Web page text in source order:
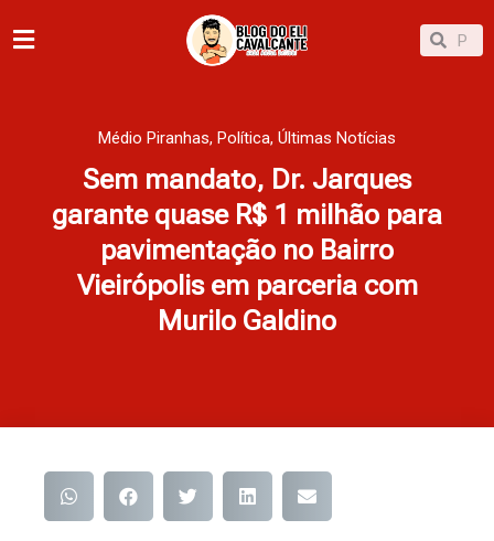
para
Pesquisar
Médio Piranhas, Política, Últimas Notícias
Sem mandato, Dr. Jarques
garante quase R$ 1 milhão para
pavimentação no Bairro
Vieirópolis em parceria com
Murilo Galdino